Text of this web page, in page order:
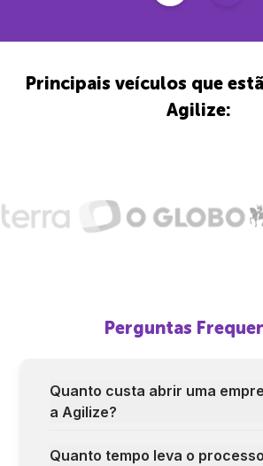
Principais veículos que
Agilize:
Perguntas
Quanto custa abrir uma
a Agilize?
Quanto tempo leva o